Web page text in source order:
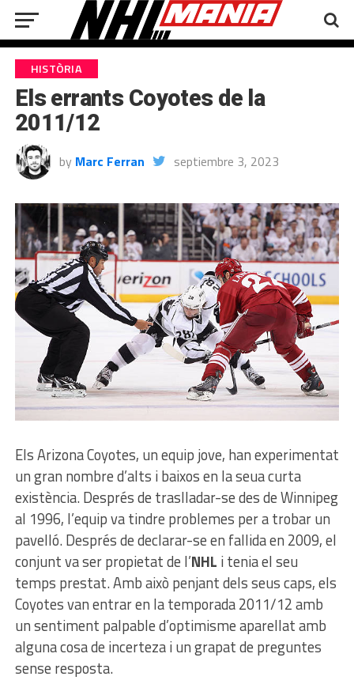
HISTÒRIA
Els errants Coyotes de la
2011/12
by Marc Ferran septiembre 3, 2023
Els Arizona Coyotes, un equip jove, han experimentat
un gran nombre d’alts i baixos en la seua curta
existència. Després de traslladar-se des de Winnipeg
al 1996, l’equip va tindre problemes per a trobar un
pavelló. Després de declarar-se en fallida en 2009, el
conjunt va ser propietat de l’NHL i tenia el seu
temps prestat. Amb això penjant dels seus caps, els
Coyotes van entrar en la temporada 2011/12 amb
un sentiment palpable d’optimisme aparellat amb
alguna cosa de incerteza i un grapat de preguntes
sense resposta.